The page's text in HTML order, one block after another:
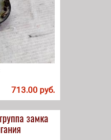
713.00 руб.
замка